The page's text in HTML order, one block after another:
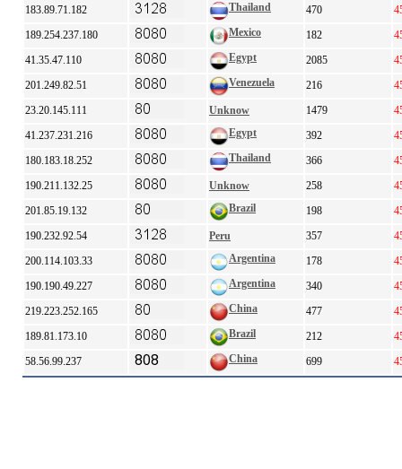
183.89.71.182
Thailand 470
189.254.237.180
Mexico 182
41.35.47.110
Egypt 2085
201.249.82.51
Venezuela 216
23.20.145.111
Unknow 1479
41.237.231.216
Egypt 392
180.183.18.252
Thailand 366
190.211.132.25
Unknow 258
201.85.19.132
Brazil 198
190.232.92.54
Peru 357
200.114.103.33
Argentina 178
190.190.49.227
Argentina 340
219.223.252.165
China 477
189.81.173.10
Brazil 212
58.56.99.237
China 699